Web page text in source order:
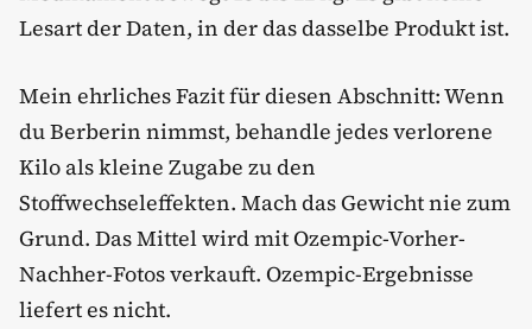
Lesart der Daten, in der das dasselbe Produkt ist.
Mein ehrliches Fazit für diesen Abschnitt: Wenn
du Berberin nimmst, behandle jedes verlorene
Kilo als kleine Zugabe zu den
Stoffwechseleffekten. Mach das Gewicht nie zum
Grund. Das Mittel wird mit Ozempic-Vorher-
Nachher-Fotos verkauft. Ozempic-Ergebnisse
liefert es nicht.